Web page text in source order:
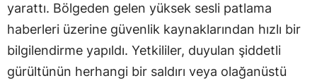
yarattı. Bölgeden gelen yüksek sesli patlama
haberleri üzerine güvenlik kaynaklarından hızlı bir
bilgilendirme yapıldı. Yetkililer, duyulan şiddetli
gürültünün herhangi bir saldırı veya olağanüstü